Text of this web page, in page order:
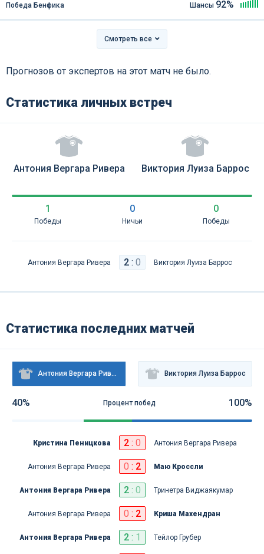
Победа Бенфика Шансы 92%
Смотреть все
Прогнозов от экспертов на этот матч не было.
Статистика личных встреч
Антония Вергара Ривера
1
Победы
0
Ничьи
0
Победы
Виктория Луиза Баррос
Антония Вергара Ривера 2: 0 Виктория Луиза Баррос
Статистика последних матчей
Антония Вергара Ривера Виктория Луиза Баррос
40% Процент побед 100%
Кристина Пеницкова 2: 0 Антония Вергара Ривера
Антония Вергара Ривера 0 : 2 Маю Кроссли
Антония Вергара Ривера 2: 0 Тринетра Виджаякумар
Антония Вергара Ривера 0 : 2 Криша Махендран
Антония Вергара Ривера 2: 1 Тейлор Грубер